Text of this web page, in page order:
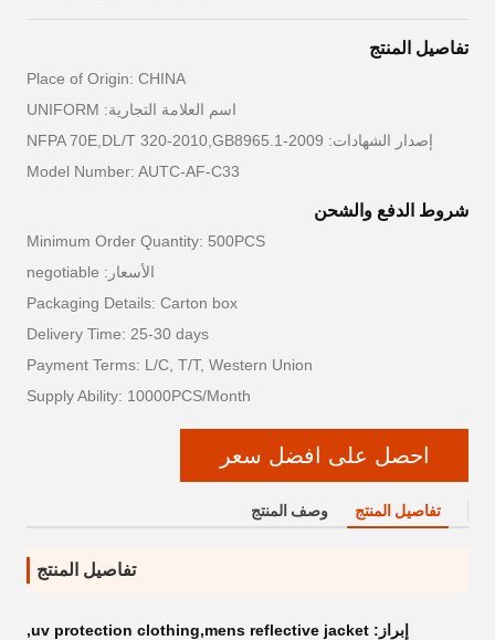
تفاصيل المنتج
Place of Origin: CHINA
اسم العلامة التجارية: UNIFORM
إصدار الشهادات: NFPA 70E,DL/T 320-2010,GB8965.1-2009
Model Number: AUTC-AF-C33
شروط الدفع والشحن
Minimum Order Quantity: 500PCS
الأسعار: negotiable
Packaging Details: Carton box
Delivery Time: 25-30 days
Payment Terms: L/C, T/T, Western Union
Supply Ability: 10000PCS/Month
احصل على افضل سعر
تفاصيل المنتج وصف المنتج
تفاصيل المنتج
إبراز: uv protection clothing,mens reflective jacket
,